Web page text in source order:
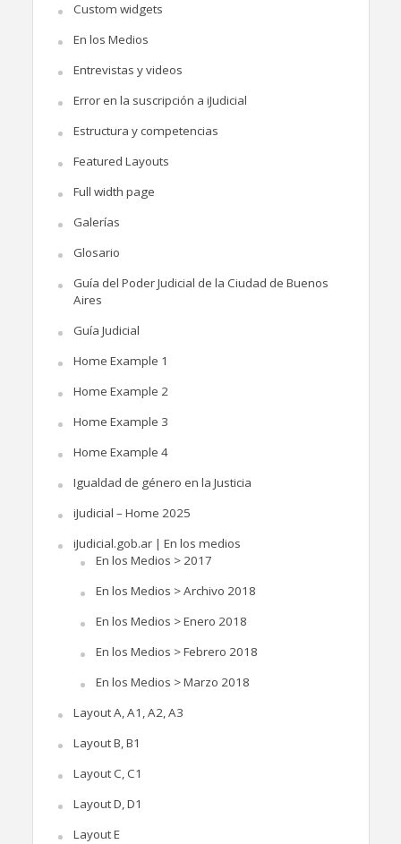
Custom widgets
En los Medios
Entrevistas y videos
Error en la suscripción a iJudicial
Estructura y competencias
Featured Layouts
Full width page
Galerías
Glosario
Guía del Poder Judicial de la Ciudad de Buenos
Aires
Guía Judicial
Home Example 1
Home Example 2
Home Example 3
Home Example 4
Igualdad de género en la Justicia
iJudicial – Home 2025
iJudicial.gob.ar | En los medios
En los Medios > 2017
En los Medios > Archivo 2018
En los Medios > Enero 2018
En los Medios > Febrero 2018
En los Medios > Marzo 2018
Layout A, A1, A2, A3
Layout B, B1
Layout C, C1
Layout D, D1
Layout E